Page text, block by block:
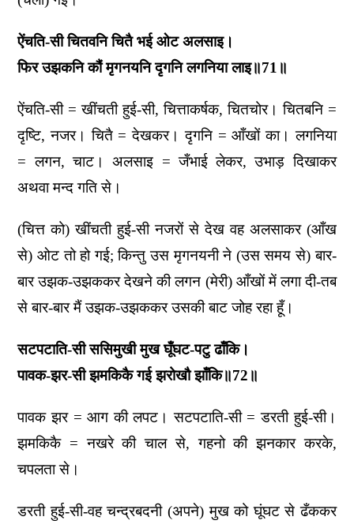
ऐंचति-सी चितवनि चितै भई ओट अलसाइ।
फिर उझकनि कौं मृगनयनि दृगनि लगनिया लाइ॥71॥
ऐंचति-सी = खींचती हुई-सी, चित्ताकर्षक, चितचोर। चितबनि =
दृष्टि, नजर। चितै = देखकर। दृगनि = आँखों का। लगनिया
= लगन, चाट। अलसाइ = जँभाई लेकर, उभाड़ दिखाकर
अथवा मन्द गति से।
(चित्त को) खींचती हुई-सी नजरों से देख वह अलसाकर (आँख
से) ओट तो हो गई; किन्तु उस मृगनयनी ने (उस समय से) बार-
बार उझक-उझककर देखने की लगन (मेरी) आँखों में लगा दी-तब
से बार-बार मैं उझक-उझककर उसकी बाट जोह रहा हूँ।
सटपटाति-सी ससिमुखी मुख घूँघट-पटु ढाँकि।
पावक-झर-सी झमकिकै गई झरोखौ झाँकि॥72॥
पावक झर = आग की लपट। सटपटाति-सी = डरती हुई-सी।
झमकिकै = नखरे की चाल से, गहनो की झनकार करके,
चपलता से।
डरती हुई-सी-वह चन्द्रबदनी (अपने) मुख को घूंघट से ढँककर